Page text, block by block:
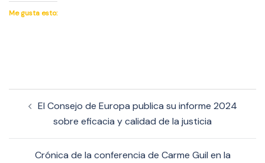
Me gusta esto:
entradas
El Consejo de Europa publica su informe 2024
sobre eficacia y calidad de la justicia
Crónica de la conferencia de Carme Guil en la